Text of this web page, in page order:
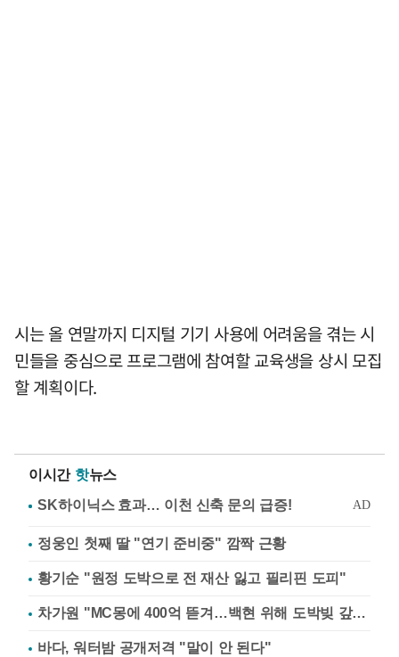
시는 올 연말까지 디지털 기기 사용에 어려움을 겪는 시
민들을 중심으로 프로그램에 참여할 교육생을 상시 모집
할 계획이다.
이시간 핫뉴스
정웅인 첫째 딸 "연기 준비중" 깜짝 근황
황기순 "원정 도박으로 전 재산 잃고 필리핀 도피"
차가원 "MC몽에 400억 뜯겨…백현 위해 도박빚 갚아줘"
바다, 워터밤 공개저격 "말이 안 된다"